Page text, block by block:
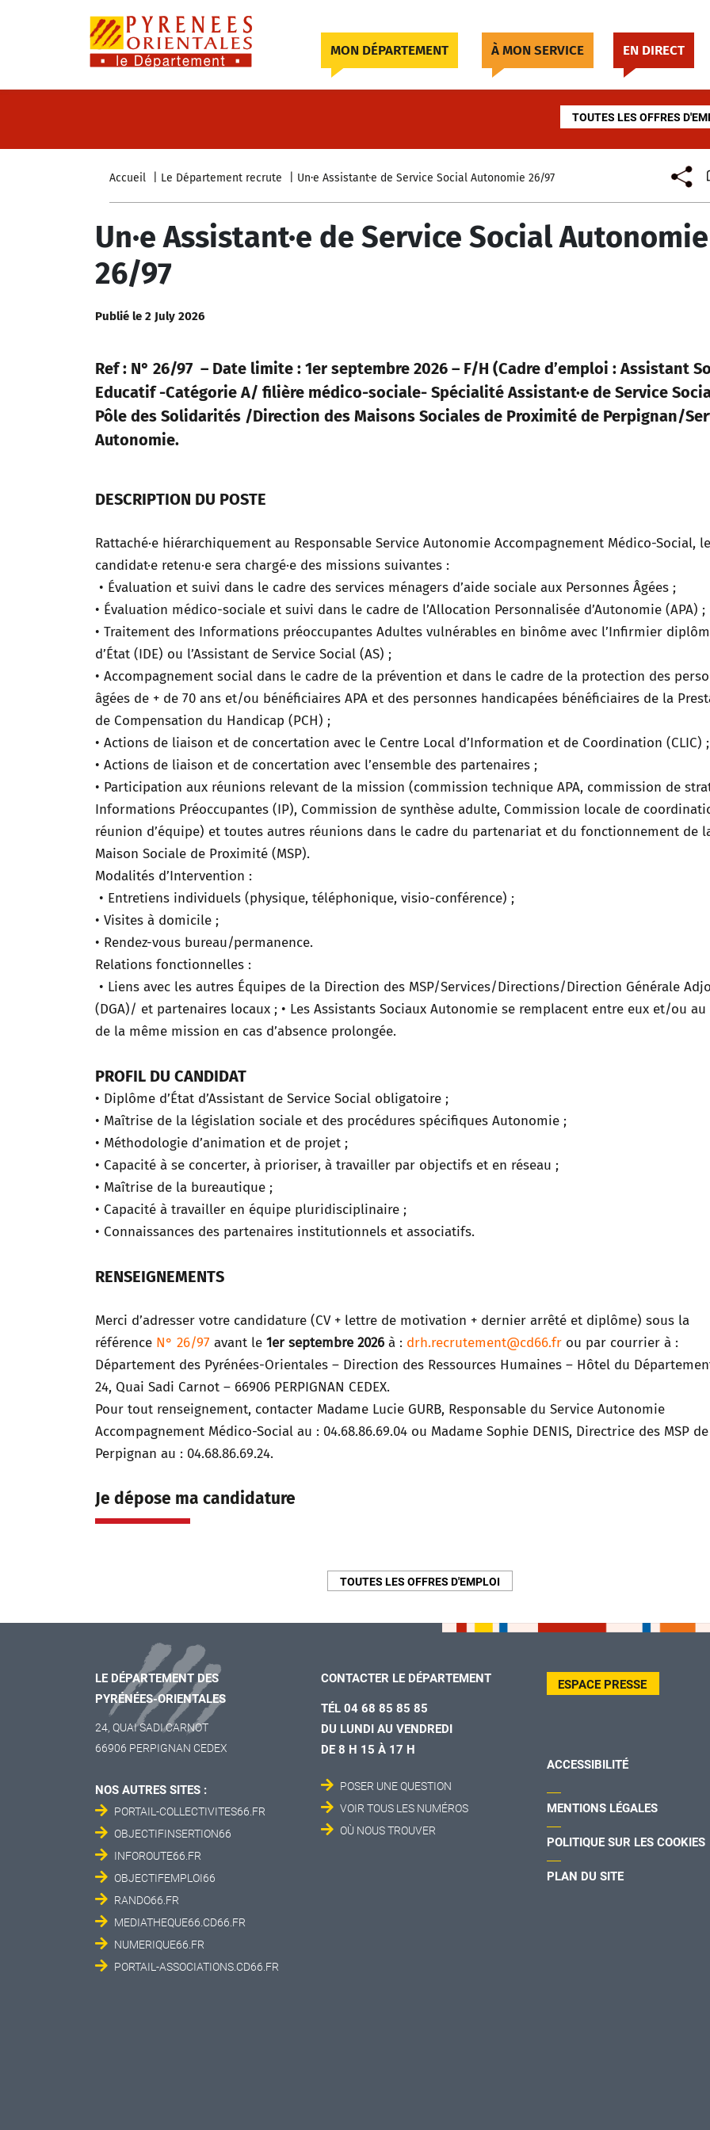
MON DÉPARTEMENT À MON SERVICE EN DIRECT
TOUTES LES OFFRES
Accueil Le Département recrute Un·e Assistant·e de Service Social Autonomie 26/97
Un·e Assistant·e de Service Social Autonomie
26/97
Publié le 2 July 2026
Ref : N° 26/97 – Date limite : 1er septembre 2026 – F/H (Cadre d’emploi : Assistant
Educatif -Catégorie A/ filière médico-sociale- Spécialité Assistant·e de Service
Pôle des Solidarités /Direction des Maisons Sociales de Proximité de Perpignan/
Autonomie.
DESCRIPTION DU POSTE
Rattaché·e hiérarchiquement au Responsable Service Autonomie Accompagnement Médico-Social,
candidat·e retenu·e sera chargé·e des missions suivantes :
• Évaluation et suivi dans le cadre des services ménagers d’aide sociale aux Personnes Âgées ;
• Évaluation médico-sociale et suivi dans le cadre de l’Allocation Personnalisée d’Autonomie (APA) ;
• Traitement des Informations préoccupantes Adultes vulnérables en binôme avec l’Infirmier
d’État (IDE) ou l’Assistant de Service Social (AS) ;
• Accompagnement social dans le cadre de la prévention et dans le cadre de la protection des
âgées de + de 70 ans et/ou bénéficiaires APA et des personnes handicapées bénéficiaires de la
de Compensation du Handicap (PCH) ;
• Actions de liaison et de concertation avec le Centre Local d’Information et de Coordination (CLIC) ;
• Actions de liaison et de concertation avec l’ensemble des partenaires ;
• Participation aux réunions relevant de la mission (commission technique APA, commission de
Informations Préoccupantes (IP), Commission de synthèse adulte, Commission locale de
réunion d’équipe) et toutes autres réunions dans le cadre du partenariat et du fonctionnement de
Maison Sociale de Proximité (MSP).
Modalités d’Intervention :
• Entretiens individuels (physique, téléphonique, visio-conférence) ;
• Visites à domicile ;
• Rendez-vous bureau/permanence.
Relations fonctionnelles :
• Liens avec les autres Équipes de la Direction des MSP/Services/Directions/Direction Générale
(DGA)/ et partenaires locaux ; • Les Assistants Sociaux Autonomie se remplacent entre eux et/ou au
de la même mission en cas d’absence prolongée.
PROFIL DU CANDIDAT
• Diplôme d’État d’Assistant de Service Social obligatoire ;
• Maîtrise de la législation sociale et des procédures spécifiques Autonomie ;
• Méthodologie d’animation et de projet ;
• Capacité à se concerter, à prioriser, à travailler par objectifs et en réseau ;
• Maîtrise de la bureautique ;
• Capacité à travailler en équipe pluridisciplinaire ;
• Connaissances des partenaires institutionnels et associatifs.
RENSEIGNEMENTS
Merci d’adresser votre candidature (CV + lettre de motivation + dernier arrêté et diplôme) sous la
référence N° 26/97 avant le 1er septembre 2026 à : drh.recrutement@cd66.fr ou par courrier à :
Département des Pyrénées-Orientales – Direction des Ressources Humaines – Hôtel du
24, Quai Sadi Carnot – 66906 PERPIGNAN CEDEX.
Pour tout renseignement, contacter Madame Lucie GURB, Responsable du Service Autonomie
Accompagnement Médico-Social au : 04.68.86.69.04 ou Madame Sophie DENIS, Directrice des MSP de
Perpignan au : 04.68.86.69.24.
Je dépose ma candidature
TOUTES LES OFFRES D'EMPLOI
LE DÉPARTEMENT DES
PYRÉNÉES-ORIENTALES
24, QUAI SADI CARNOT
66906 PERPIGNAN CEDEX
NOS AUTRES SITES :
PORTAIL-COLLECTIVITES66.FR
OBJECTIFINSERTION66
INFOROUTE66.FR
OBJECTIFEMPLOI66
RANDO66.FR
MEDIATHEQUE66.CD66.FR
NUMERIQUE66.FR
PORTAIL-ASSOCIATIONS.CD66.FR
CONTACTER LE DÉPARTEMENT
TÉL 04 68 85 85 85
DU LUNDI AU VENDREDI
DE 8 H 15 À 17 H
POSER UNE QUESTION
VOIR TOUS LES NUMÉROS
OÙ NOUS TROUVER
ESPACE PRESSE
ACCESSIBILITÉ
MENTIONS LÉGALES
POLITIQUE SUR LES COOKIES
PLAN DU SITE